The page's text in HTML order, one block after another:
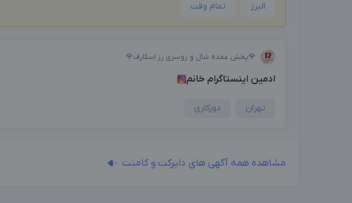
البرز تمام وقت
🌹پخش عمده شال و روسری رز اسکارف🌹
ادمین اینستاگرام خانم
تهران دورکاری
مشاهده همه آگهی های دایرکت و کامنت